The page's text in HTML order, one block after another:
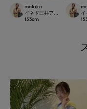
makiko
イネド三井アウトレットパ
153cm
イ